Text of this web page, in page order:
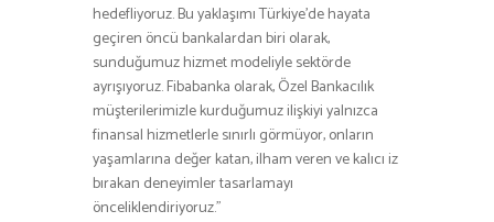
hedefliyoruz. Bu yaklaşımı Türkiye’de hayata
geçiren öncü bankalardan biri olarak,
sunduğumuz hizmet modeliyle sektörde
ayrışıyoruz. Fibabanka olarak, Özel Bankacılık
müşterilerimizle kurduğumuz ilişkiyi yalnızca
finansal hizmetlerle sınırlı görmüyor, onların
yaşamlarına değer katan, ilham veren ve kalıcı iz
bırakan deneyimler tasarlamayı
önceliklendiriyoruz.”